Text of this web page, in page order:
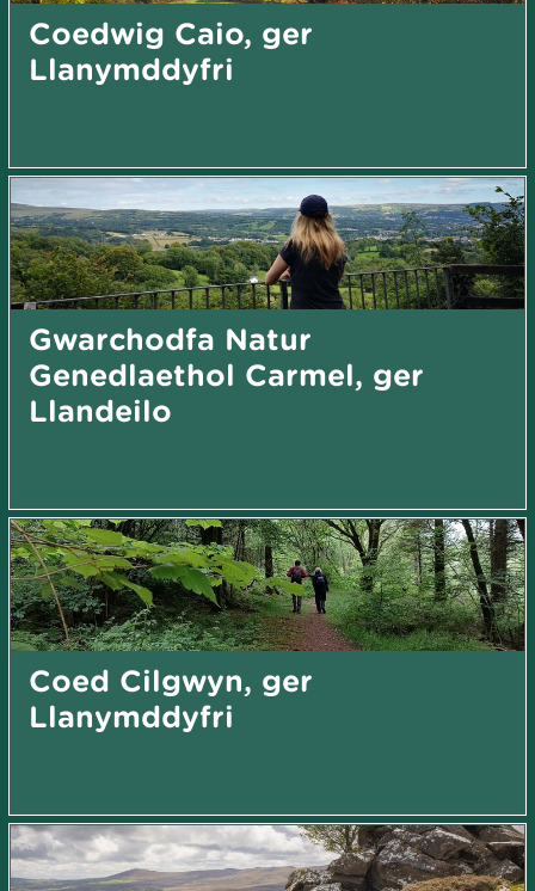
Coedwig Caio, ger
Llanymddyfri
Gwarchodfa Natur
Genedlaethol Carmel, ger
Llandeilo
Coed Cilgwyn, ger
Llanymddyfri